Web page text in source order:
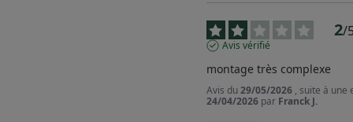
2/
Avis vérifié
montage très complexe
Avis du29/05/2026 , suite à une
24/04/2026 par Franck J.